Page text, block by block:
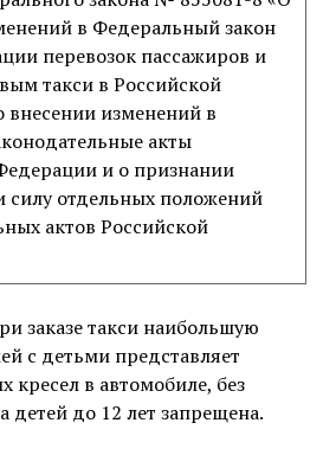
в Федеральный закон
перевозок пассажиров и
такси в Российской
внесении изменений в
акты
и о признании
силу отдельных положений
актов Российской
заказе такси наибольшую
с детьми представляет
кресел в автомобиле, без
детей до 12 лет запрещена.